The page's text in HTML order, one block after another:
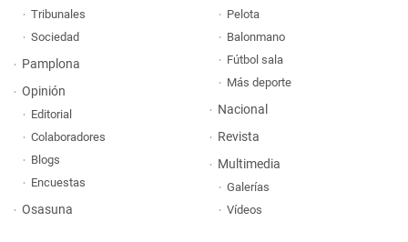
Tribunales
Sociedad
Pamplona
Opinión
Editorial
Colaboradores
Blogs
Encuestas
Osasuna
Pelota
Balonmano
Fútbol sala
Más deporte
Nacional
Revista
Multimedia
Galerías
Vídeos